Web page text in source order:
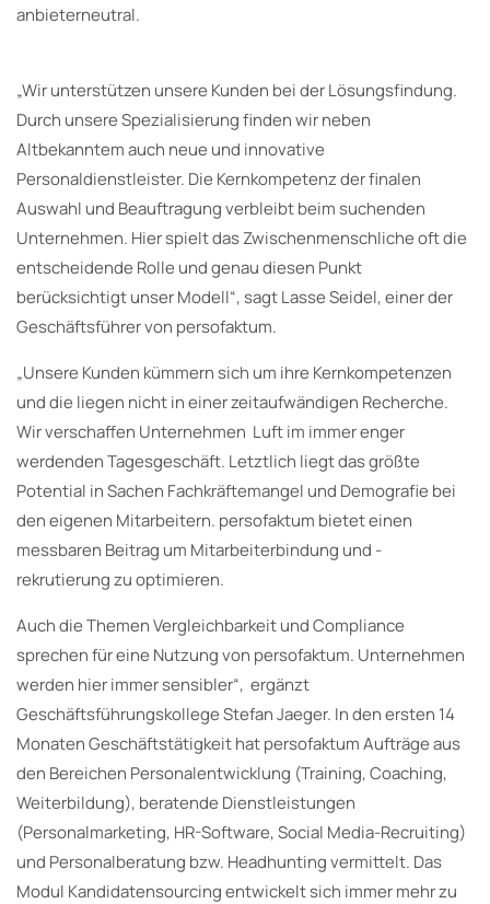
anbieterneutral.
„Wir unterstützen unsere Kunden bei der Lösungsfindung.
Durch unsere Spezialisierung finden wir neben
Altbekanntem auch neue und innovative
Personaldienstleister. Die Kernkompetenz der finalen
Auswahl und Beauftragung verbleibt beim suchenden
Unternehmen. Hier spielt das Zwischenmenschliche oft die
entscheidende Rolle und genau diesen Punkt
berücksichtigt unser Modell“, sagt Lasse Seidel, einer der
Geschäftsführer von persofaktum.
„Unsere Kunden kümmern sich um ihre Kernkompetenzen
und die liegen nicht in einer zeitaufwändigen Recherche.
Wir verschaffen Unternehmen Luft im immer enger
werdenden Tagesgeschäft. Letztlich liegt das größte
Potential in Sachen Fachkräftemangel und Demografie bei
den eigenen Mitarbeitern. persofaktum bietet einen
messbaren Beitrag um Mitarbeiterbindung und -
rekrutierung zu optimieren.
Auch die Themen Vergleichbarkeit und Compliance
sprechen für eine Nutzung von persofaktum. Unternehmen
werden hier immer sensibler“, ergänzt
Geschäftsführungskollege Stefan Jaeger. In den ersten 14
Monaten Geschäftstätigkeit hat persofaktum Aufträge aus
den Bereichen Personalentwicklung (Training, Coaching,
Weiterbildung), beratende Dienstleistungen
(Personalmarketing, HR-Software, Social Media-Recruiting)
und Personalberatung bzw. Headhunting vermittelt. Das
Modul Kandidatensourcing entwickelt sich immer mehr zu